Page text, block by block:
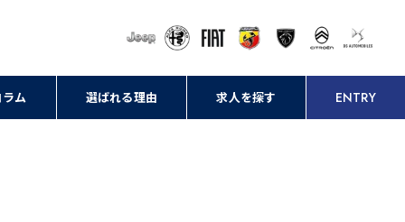
ム 選ばれる理由 求人を探す ENTRY